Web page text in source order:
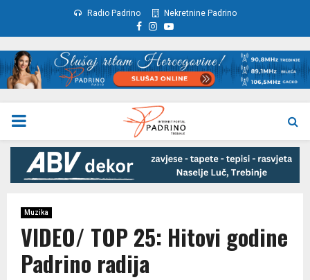
Radio Padrino Nekretnine Padrino
Facebook
Instagram
Youtube
PRIMARY
MENU
Muzika
VIDEO/ TOP 25: Hitovi godine
Padrino radija